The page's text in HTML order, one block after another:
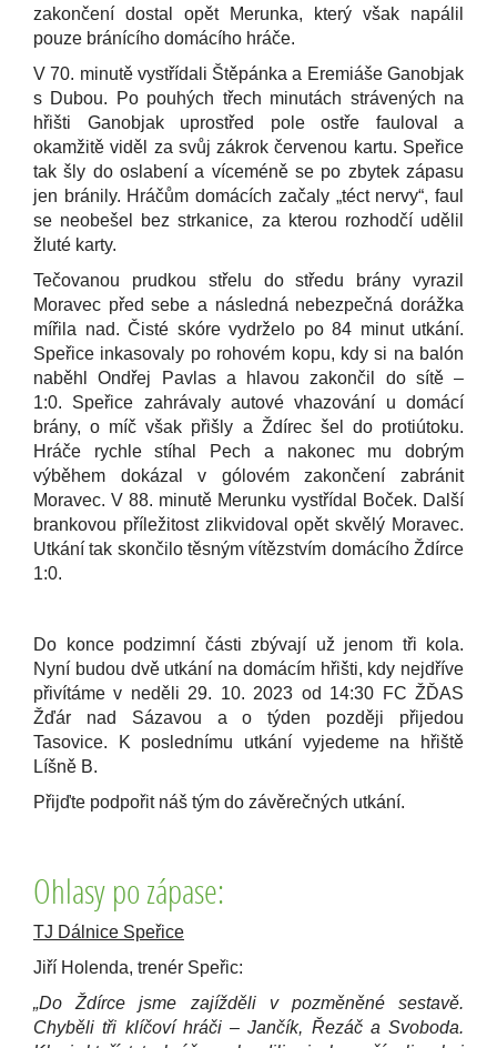
zakončení dostal opět Merunka, který však napálil
pouze bránícího domácího hráče.
V 70. minutě vystřídali Štěpánka a Eremiáše Ganobjak
s Dubou. Po pouhých třech minutách strávených na
hřišti Ganobjak uprostřed pole ostře fauloval a
okamžitě viděl za svůj zákrok červenou kartu. Speřice
tak šly do oslabení a víceméně se po zbytek zápasu
jen bránily. Hráčům domácích začaly „téct nervy“, faul
se neobešel bez strkanice, za kterou rozhodčí udělil
žluté karty.
Tečovanou prudkou střelu do středu brány vyrazil
Moravec před sebe a následná nebezpečná dorážka
mířila nad. Čisté skóre vydrželo po 84 minut utkání.
Speřice inkasovaly po rohovém kopu, kdy si na balón
naběhl Ondřej Pavlas a hlavou zakončil do sítě –
1:0. Speřice zahrávaly autové vhazování u domácí
brány, o míč však přišly a Ždírec šel do protiútoku.
Hráče rychle stíhal Pech a nakonec mu dobrým
výběhem dokázal v gólovém zakončení zabránit
Moravec. V 88. minutě Merunku vystřídal Boček. Další
brankovou příležitost zlikvidoval opět skvělý Moravec.
Utkání tak skončilo těsným vítězstvím domácího Ždírce
1:0.
Do konce podzimní části zbývají už jenom tři kola.
Nyní budou dvě utkání na domácím hřišti, kdy nejdříve
přivítáme v neděli 29. 10. 2023 od 14:30 FC ŽĎAS
Žďár nad Sázavou a o týden později přijedou
Tasovice. K poslednímu utkání vyjedeme na hřiště
Líšně B.
Přijďte podpořit náš tým do závěrečných utkání.
Ohlasy po zápase:
TJ Dálnice Speřice
Jiří Holenda, trenér Speřic:
„Do Ždírce jsme zajížděli v pozměněné sestavě.
Chyběli tři klíčoví hráči – Jančík, Řezáč a Svoboda.